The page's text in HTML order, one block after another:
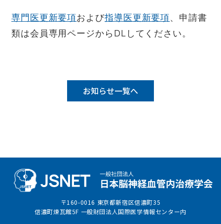
専門医更新要項および指導医更新要項、申請書
類は会員専用ページからDLしてください。
お知らせ一覧へ
〒160-0016 東京都新宿区信濃町35
信濃町煉瓦館5F 一般財団法人国際医学情報センター内